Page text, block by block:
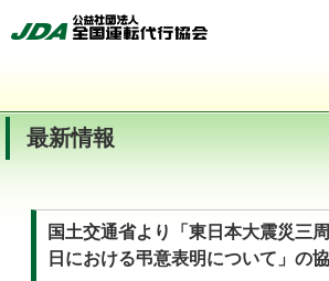
最新情報
国土交通省より「東日本大震災三
日における弔意表明について」の